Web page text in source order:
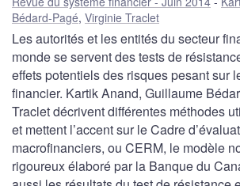
Bédard-Pagé, Virginie Traclet
Les autorités et les entités du secteur
monde se servent des tests de
effets potentiels des risques pesant sur
financier. Kartik Anand, Guillaume
Traclet décrivent différentes méthodes
et mettent l’accent sur le Cadre
macrofinanciers, ou CERM, le modèle
rigoureux élaboré par la Banque du